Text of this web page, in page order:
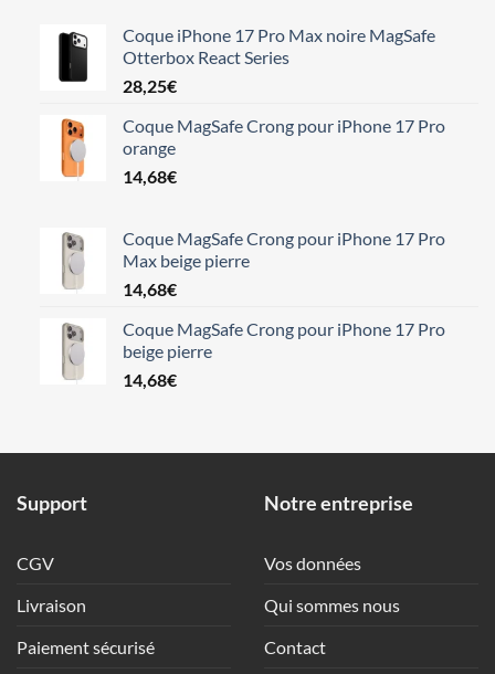
Coque iPhone 17 Pro Max noire MagSafe
Otterbox React Series
28,25€
Coque MagSafe Crong pour iPhone 17 Pro
orange
14,68€
Coque MagSafe Crong pour iPhone 17 Pro
Max beige pierre
14,68€
Coque MagSafe Crong pour iPhone 17 Pro
beige pierre
14,68€
Support
CGV
Livraison
Paiement sécurisé
Notre entreprise
Vos données
Qui sommes nous
Contact